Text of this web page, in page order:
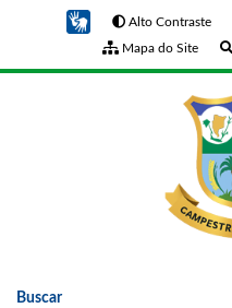
Alto Contraste
Mapa do Site
Buscar